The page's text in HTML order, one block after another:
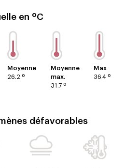
en ºC
Moyenne
26.2 º
Moyenne
max.
31.7 º
Max
36.4 º
défavorables